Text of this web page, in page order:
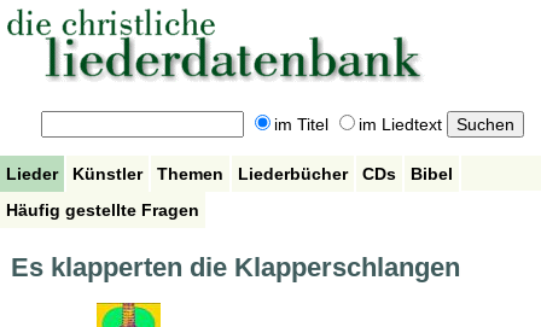
im Titel im Liedtext
Lieder Künstler Themen Liederbücher CDs
Bibel
Häufig gestellte Fragen
Es klapperten die Klapperschlangen